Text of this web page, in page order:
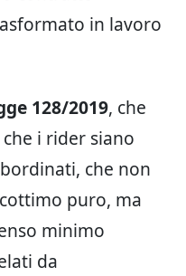
in lavoro
128/2019, che
i rider siano
che non
puro, ma
minimo
da